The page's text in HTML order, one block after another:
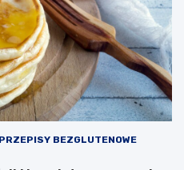
PRZEPISY BEZGLUTENOWE